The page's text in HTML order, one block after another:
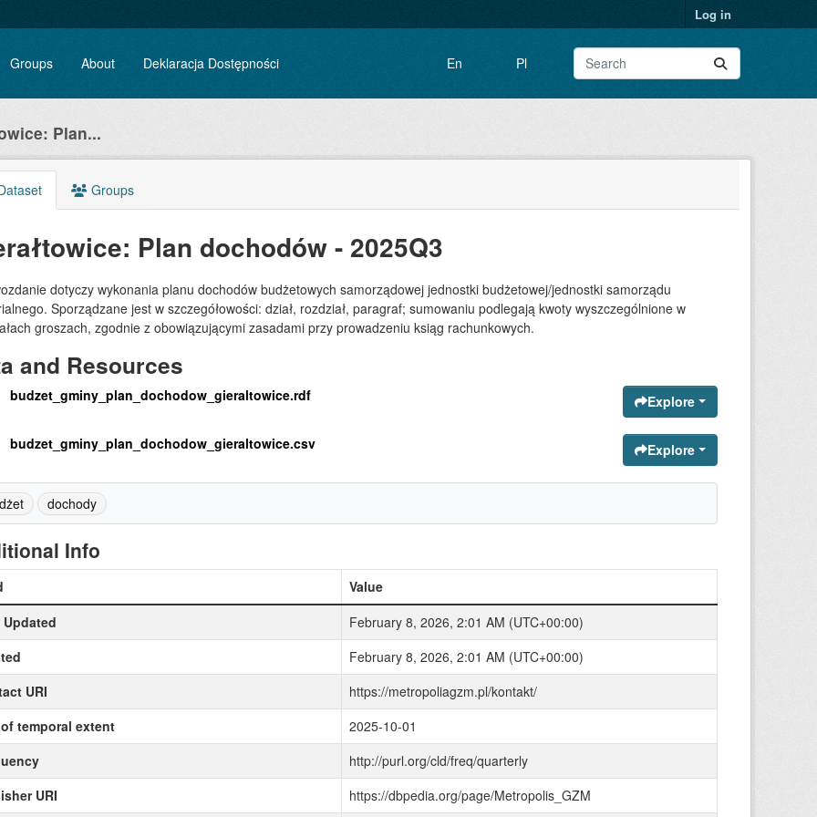
Log in
Groups About Deklaracja Dostępności En Pl
Plan...
Groups
Plan dochodów - 2025Q3
dotyczy wykonania planu dochodów budżetowych samorządowej jednostki budżetowej/jednostki samorządu
Sporządzane jest w szczegółowości: dział, rozdział, paragraf; sumowaniu podlegają kwoty wyszczególnione w
groszach, zgodnie z obowiązującymi zasadami przy prowadzeniu ksiąg rachunkowych.
and Resources
budzet_gminy_plan_dochodow_gieraltowice.rdf Explore
budzet_gminy_plan_dochodow_gieraltowice.csv Explore
dochody
Info
Value
February 8, 2026, 2:01 AM (UTC+00:00)
February 8, 2026, 2:01 AM (UTC+00:00)
URI
https://metropoliagzm.pl/kontakt/
temporal extent
2025-10-01
http://purl.org/cld/freq/quarterly
URI
https://dbpedia.org/page/Metropolis_GZM